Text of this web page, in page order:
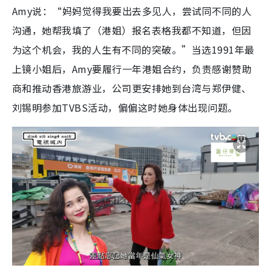
Amy说：“妈妈觉得我要出去多见人，尝试同不同的人
沟通，她帮我填了（港姐）报名表格我都不知道，但因
为这个机会，我的人生有不同的突破。”当选1991年最
上镜小姐后，Amy要履行一年港姐合约，负责感谢赞助
商和推动香港旅游业，公司更安排她到台湾与郑伊健、
刘锡明参加TVBS活动，偏偏这时她身体出现问题。